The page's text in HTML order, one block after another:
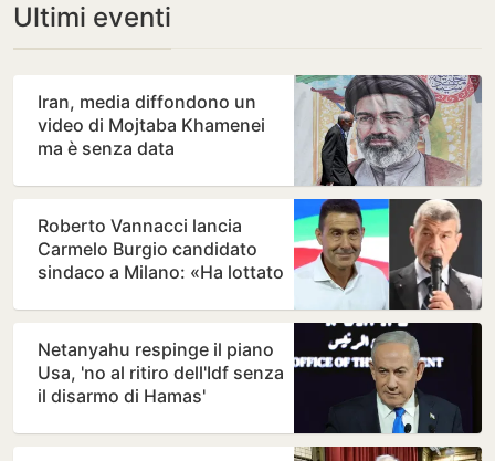
Ultimi eventi
Iran, media diffondono un
video di Mojtaba Khamenei
ma è senza data
Roberto Vannacci lancia
Carmelo Burgio candidato
sindaco a Milano: «Ha lottato
Netanyahu respinge il piano
Usa, 'no al ritiro dell'Idf senza
il disarmo di Hamas'